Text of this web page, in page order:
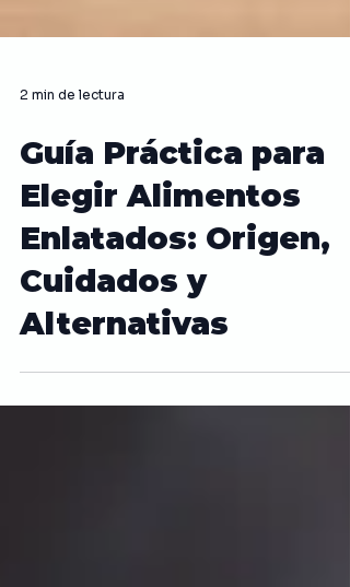
2 min de lectura
Guía Práctica para
Elegir Alimentos
Enlatados: Origen,
Cuidados y
Alternativas